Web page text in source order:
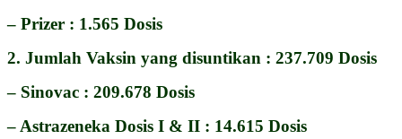
– Prizer : 1.565 Dosis
2. Jumlah Vaksin yang disuntikan : 237.709 Dosis
– Sinovac : 209.678 Dosis
– Astrazeneka Dosis I & II : 14.615 Dosis